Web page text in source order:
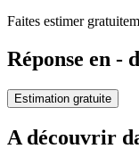
Faites estimer
Réponse en -
Estimation gratuite
A découvrir